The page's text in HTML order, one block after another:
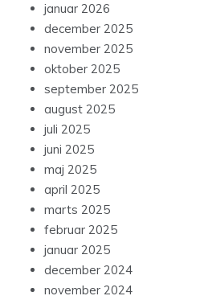
januar 2026
december 2025
november 2025
oktober 2025
september 2025
august 2025
juli 2025
juni 2025
maj 2025
april 2025
marts 2025
februar 2025
januar 2025
december 2024
november 2024